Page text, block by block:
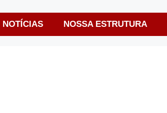
NOTÍCIAS NOSSA ESTRUTURA